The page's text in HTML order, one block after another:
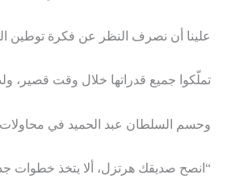
علينا أن نصرف النظر عن فكرة توطين
تملّكوا جميع قدراتها خلال وقت قصير،
وحسم السلطان عبد الحميد في محاولات
“انصح صديقك هرتزل، ألا يتخذ خطوات